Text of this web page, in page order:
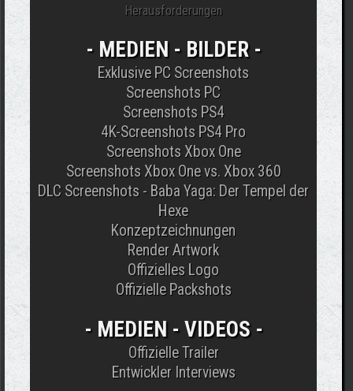
Herausforderungen
- MEDIEN - BILDER -
Exklusive PC Screenshots
Screenshots PC
Screenshots PS4
4K-Screenshots PS4 Pro
Screenshots Xbox One
Screenshots Xbox One vs. Xbox 360
DLC Screenshots - Baba Yaga: Der Tempel der
Hexe
Konzeptzeichnungen
Render Artwork
Offizielles Logo
Offizielle Packshots
- MEDIEN - VIDEOS -
Offizielle Trailer
Entwickler Interviews